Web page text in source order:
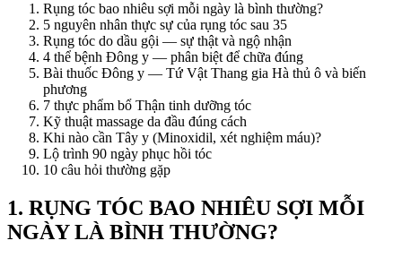
Rụng tóc bao nhiêu sợi mỗi ngày là bình thường?
5 nguyên nhân thực sự của rụng tóc sau 35
Rụng tóc do dầu gội — sự thật và ngộ nhận
4 thể bệnh Đông y — phân biệt để chữa đúng
Bài thuốc Đông y — Tứ Vật Thang gia Hà thủ ô và biến
phương
7 thực phẩm bổ Thận tinh dưỡng tóc
Kỹ thuật massage da đầu đúng cách
Khi nào cần Tây y (Minoxidil, xét nghiệm máu)?
Lộ trình 90 ngày phục hồi tóc
10 câu hỏi thường gặp
1. RỤNG TÓC BAO NHIÊU SỢI MỖI
NGÀY LÀ BÌNH THƯỜNG?